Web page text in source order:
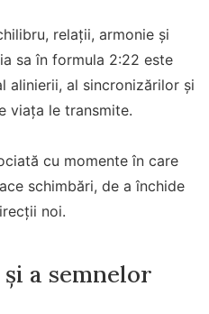
relații, armonie și
sa în formula 2:22 este
alinierii, al sincronizărilor și
viața le transmite.
cu momente în care
schimbări, de a închide
noi.
a semnelor